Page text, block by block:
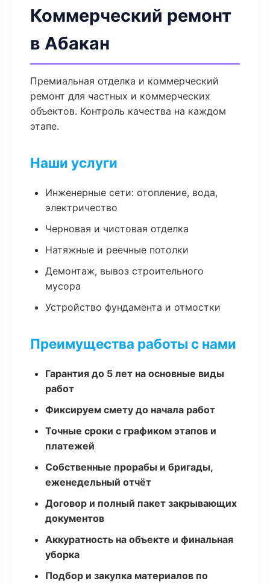
Коммерческий ремонт
в Абакан
Премиальная отделка и коммерческий
ремонт для частных и коммерческих
объектов. Контроль качества на каждом
этапе.
Наши услуги
Инженерные сети: отопление, вода,
электричество
Черновая и чистовая отделка
Натяжные и реечные потолки
Демонтаж, вывоз строительного
мусора
Устройство фундамента и отмостки
Преимущества работы с нами
Гарантия до 5 лет на основные виды
работ
Фиксируем смету до начала работ
Точные сроки с графиком этапов и
платежей
Собственные прорабы и бригады,
еженедельный отчёт
Договор и полный пакет закрывающих
документов
Аккуратность на объекте и финальная
уборка
Подбор и закупка материалов по